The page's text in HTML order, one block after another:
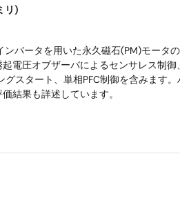
リ)
バータを用いた永久磁石(PM)モータ
電圧オブザーバによるセンサレス制御
スタート、単相PFC制御を含みます。
結果も詳述しています。